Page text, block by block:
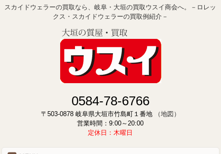
スカイドウェラーの買取なら、岐阜・大垣の買取ウスイ商会へ。－ロレッ
クス・スカイドウェラーの買取例紹介－
0584-78-6766
〒503-0878 岐阜県大垣市竹島町１番地
（地図）
営業時間：9:00～20:00
定休日：木曜日